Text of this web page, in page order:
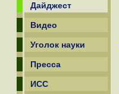
Дайджест
Видео
Уголок науки
Пресса
ИСС